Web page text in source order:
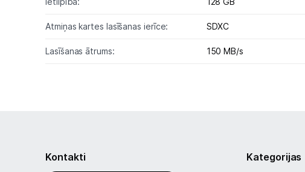
Atmiņas kartes lasīšanas ierīce: SDXC
Lasīšanas ātrums: 150 MB/s
Kontakti Kategorijas